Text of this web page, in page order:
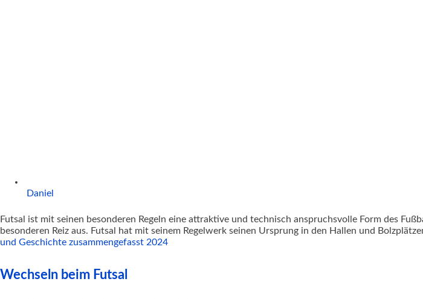
Daniel
Futsal ist mit seinen besonderen Regeln eine attraktive und technisch anspruchsvolle Form des
besonderen Reiz aus. Futsal hat mit seinem Regelwerk seinen Ursprung in den Hallen und
und Geschichte zusammengefasst 2024
Wechseln beim Futsal